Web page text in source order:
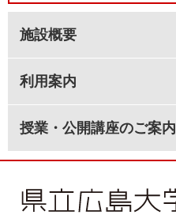
施設概要
利用案内
授業・公開講座のご案内